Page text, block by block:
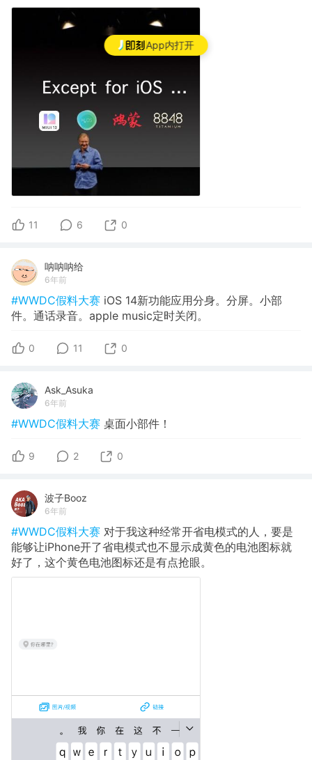
App内打开
11 6 0
呐呐呐给
6年前
#WWDC假料大赛 iOS 14新功能应用分身。分屏。小部
件。通话录音。apple music定时关闭。
0 11 0
Ask_Asuka
6年前
#WWDC假料大赛 桌面小部件！
9 2 0
波子Booz
6年前
#WWDC假料大赛 对于我这种经常开省电模式的人，要是
能够让iPhone开了省电模式也不显示成黄色的电池图标就
好了，这个黄色电池图标还是有点抢眼。